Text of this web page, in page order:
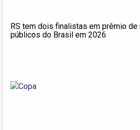
RS tem dois finalistas em prêmio
públicos do Brasil em 2026